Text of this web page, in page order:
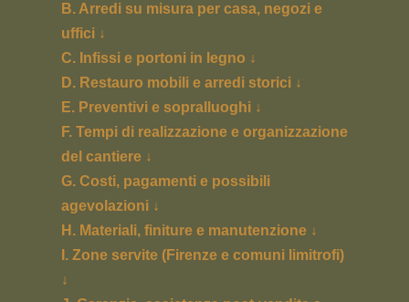
B. Arredi su misura per casa, negozi e
uffici ↓
C. Infissi e portoni in legno ↓
D. Restauro mobili e arredi storici ↓
E. Preventivi e sopralluoghi ↓
F. Tempi di realizzazione e organizzazione
del cantiere ↓
G. Costi, pagamenti e possibili
agevolazioni ↓
H. Materiali, finiture e manutenzione ↓
I. Zone servite (Firenze e comuni limitrofi)
↓